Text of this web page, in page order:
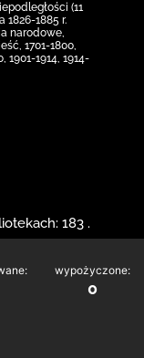
(11
1826-1885 r.
narodowe,
1701-1800,
1901-1914, 1914-
183 .
wypożyczone:
0